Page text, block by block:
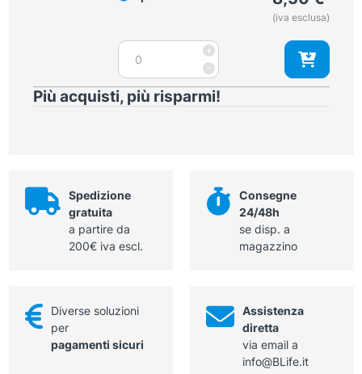
(iva esclusa)
-
Speculum
auricolare
Hartmann
diametro
+
Più acquisti, più risparmi!
Spedizione
gratuita
a partire da
200€ iva escl.
Consegne
24/48h
se disp. a
magazzino
Diverse soluzioni
per
pagamenti sicuri
Assistenza
diretta
via email a
info@BLife.it